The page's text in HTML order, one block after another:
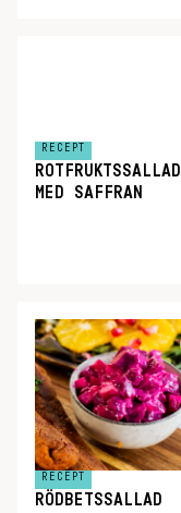
RECEPT
ROTFRUKTSSALLAD
MED SAFFRAN
RECEPT
RÖDBETSSALLAD